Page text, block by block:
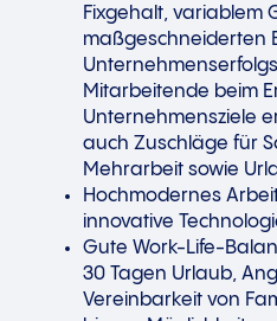
Fixgehalt, variablem
maßgeschneiderten
Mitarbeitende beim
Unternehmensziele
auch Zuschläge für
Mehrarbeit sowie
Hochmodernes
innovative
Gute Work-Life-
30 Tagen Urlaub,
Vereinbarkeit von